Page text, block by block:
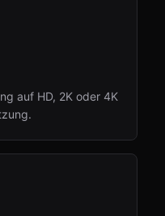
auf HD, 2K oder 4K